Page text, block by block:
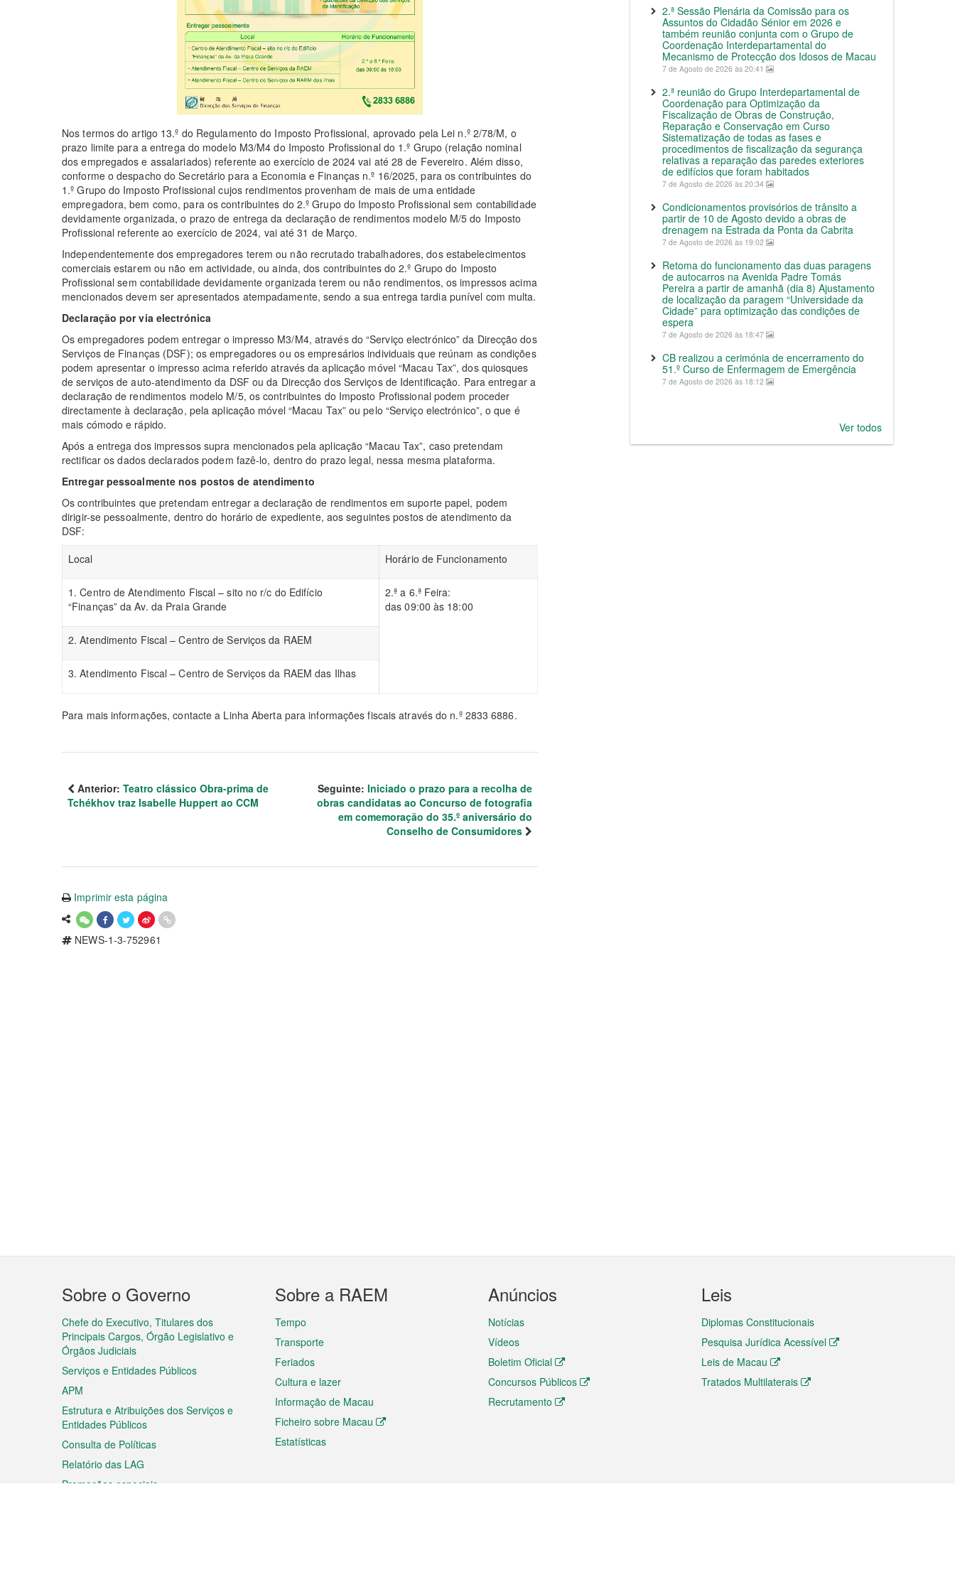
Nos termos do artigo 13.º do Regulamento do Imposto Profissional, aprovado pela Lei n.º 2/78/M, o
prazo limite para a entrega do modelo M3/M4 do Imposto Profissional do 1.º Grupo (relação nominal
dos empregados e assalariados) referente ao exercício de 2024 vai até 28 de Fevereiro. Além disso,
conforme o despacho do Secretário para a Economia e Finanças n.º 16/2025, para os contribuintes do
1.º Grupo do Imposto Profissional cujos rendimentos provenham de mais de uma entidade
empregadora, bem como, para os contribuintes do 2.º Grupo do Imposto Profissional sem contabilidade
devidamente organizada, o prazo de entrega da declaração de rendimentos modelo M/5 do Imposto
Profissional referente ao exercício de 2024, vai até 31 de Março.
Independentemente dos empregadores terem ou não recrutado trabalhadores, dos estabelecimentos
comerciais estarem ou não em actividade, ou ainda, dos contribuintes do 2.º Grupo do Imposto
Profissional sem contabilidade devidamente organizada terem ou não rendimentos, os impressos acima
mencionados devem ser apresentados atempadamente, sendo a sua entrega tardia punível com multa.
Declaração por via electrónica
Os empregadores podem entregar o impresso M3/M4, através do “Serviço electrónico” da Direcção dos
Serviços de Finanças (DSF); os empregadores ou os empresários individuais que reúnam as condições
podem apresentar o impresso acima referido através da aplicação móvel “Macau Tax”, dos quiosques
de serviços de auto-atendimento da DSF ou da Direcção dos Serviços de Identificação. Para entregar a
declaração de rendimentos modelo M/5, os contribuintes do Imposto Profissional podem proceder
directamente à declaração, pela aplicação móvel “Macau Tax” ou pelo “Serviço electrónico”, o que é
mais cómodo e rápido.
Após a entrega dos impressos supra mencionados pela aplicação “Macau Tax”, caso pretendam
rectificar os dados declarados podem fazê-lo, dentro do prazo legal, nessa mesma plataforma.
Entregar pessoalmente nos postos de atendimento
Os contribuintes que pretendam entregar a declaração de rendimentos em suporte papel, podem
dirigir-se pessoalmente, dentro do horário de expediente, aos seguintes postos de atendimento da
DSF:
Local
Horário de Funcionamento
1. Centro de Atendimento Fiscal – sito no r/c do Edifício
“Finanças” da Av. da Praia Grande
2.ª a 6.ª Feira:
das 09:00 às 18:00
2. Atendimento Fiscal – Centro de Serviços da RAEM
3. Atendimento Fiscal – Centro de Serviços da RAEM das Ilhas
Para mais informações, contacte a Linha Aberta para informações fiscais através do n.º 2833 6886.
Anterior: Teatro clássico Obra-prima de
Tchékhov traz Isabelle Huppert ao CCM
Seguinte: Iniciado o prazo para a recolha de
obras candidatas ao Concurso de fotografia
em comemoração do 35.º aniversário do
Conselho de Consumidores
Imprimir esta página
NEWS-1-3-752961
2.ª Sessão Plenária da Comissão para os
Assuntos do Cidadão Sénior em 2026 e
também reunião conjunta com o Grupo de
Coordenação Interdepartamental do
Mecanismo de Protecção dos Idosos de Macau
7 de Agosto de 2026 às 20:41
2.ª reunião do Grupo Interdepartamental de
Coordenação para Optimização da
Fiscalização de Obras de Construção,
Reparação e Conservação em Curso
Sistematização de todas as fases e
procedimentos de fiscalização da segurança
relativas a reparação das paredes exteriores
de edifícios que foram habitados
7 de Agosto de 2026 às 20:34
Condicionamentos provisórios de trânsito a
partir de 10 de Agosto devido a obras de
drenagem na Estrada da Ponta da Cabrita
7 de Agosto de 2026 às 19:02
Retoma do funcionamento das duas paragens
de autocarros na Avenida Padre Tomás
Pereira a partir de amanhã (dia 8) Ajustamento
de localização da paragem “Universidade da
Cidade” para optimização das condições de
espera
7 de Agosto de 2026 às 18:47
CB realizou a cerimónia de encerramento do
51.º Curso de Enfermagem de Emergência
7 de Agosto de 2026 às 18:12
Ver todos
Menu
do
rodapé
Sobre o Governo
Chefe do Executivo, Titulares dos
Principais Cargos, Órgão Legislativo e
Órgãos Judiciais
Serviços e Entidades Públicos
APM
Estrutura e Atribuições dos Serviços e
Entidades Públicos
Consulta de Políticas
Relatório das LAG
Promoções especiais
Sobre a RAEM
Tempo
Transporte
Feriados
Cultura e lazer
Informação de Macau
Ficheiro sobre Macau
Estatísticas
Anúncios
Notícias
Vídeos
Boletim Oficial
Concursos Públicos
Recrutamento
Leis
Diplomas Constitucionais
Pesquisa Jurídica Acessível
Leis de Macau
Tratados Multilaterais